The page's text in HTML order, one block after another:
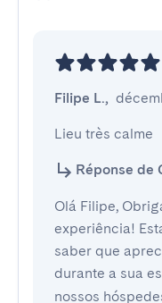
Filipe L.,
Lieu très calme
Réponse de
Olá Filipe,
experiência!
saber que
durante a sua
nossos